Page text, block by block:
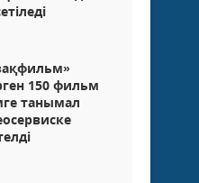
150 фильм
танымал